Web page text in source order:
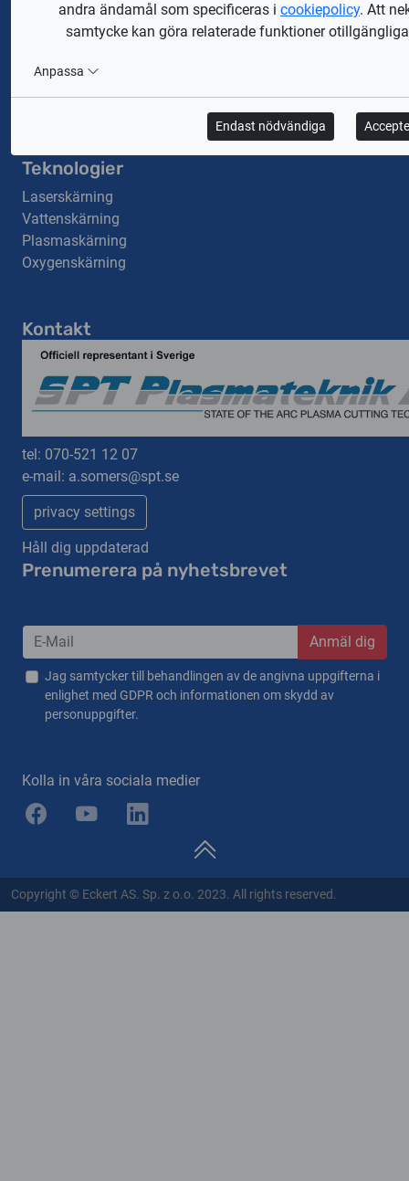
Företag
Integritetspolicy
GDPR-information
Teknologier
Laserskärning
Vattenskärning
Plasmaskärning
Oxygenskärning
Kontakt
tel: 070-521 12 07
e-mail: a.somers@spt.se
privacy settings
Håll dig uppdaterad
Prenumerera på nyhetsbrevet
Anmäl dig
Jag samtycker till behandlingen av de angivna uppgifterna i
enlighet med GDPR och informationen om skydd av
personuppgifter.
Kolla in våra sociala medier
Copyright © Eckert AS. Sp. z o.o. 2023. All rights reserved.
andra ändamål som specificeras i cookiepolicy. Att
samtycke kan göra relaterade funktioner
Anpassa
Endast nödvändiga